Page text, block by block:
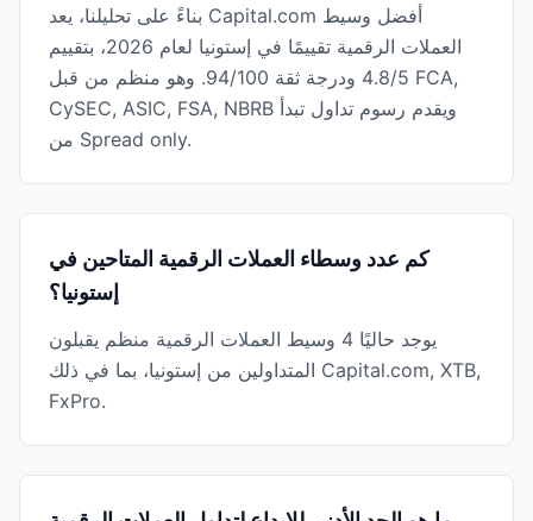
بناءً على تحليلنا، يعد Capital.com أفضل وسيط
العملات الرقمية تقييمًا في إستونيا لعام 2026، بتقييم
4.8/5 ودرجة ثقة 94/100. وهو منظم من قبل FCA,
CySEC, ASIC, FSA, NBRB ويقدم رسوم تداول تبدأ
من Spread only.
كم عدد وسطاء العملات الرقمية المتاحين في
إستونيا؟
يوجد حاليًا 4 وسيط العملات الرقمية منظم يقبلون
المتداولين من إستونيا، بما في ذلك Capital.com, XTB,
FxPro.